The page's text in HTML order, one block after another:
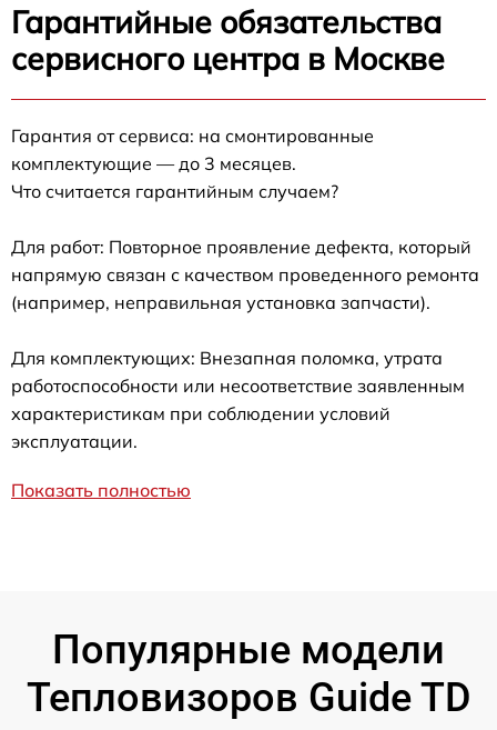
Гарантийные обязательства
сервисного центра в Москве
Гарантия от сервиса: на смонтированные
комплектующие — до 3 месяцев.
Что считается гарантийным случаем?
Для работ: Повторное проявление дефекта, который
напрямую связан с качеством проведенного ремонта
(например, неправильная установка запчасти).
Для комплектующих: Внезапная поломка, утрата
работоспособности или несоответствие заявленным
характеристикам при соблюдении условий
эксплуатации.
Показать полностью
Популярные модели
Тепловизоров Guide TD